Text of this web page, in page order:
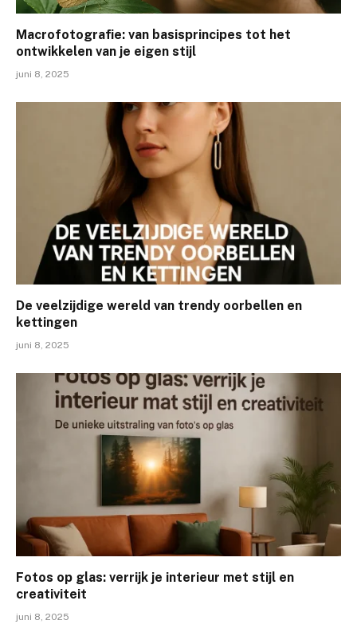
Macrofotografie: van basisprincipes tot het
ontwikkelen van je eigen stijl
juni 8, 2025
De veelzijdige wereld van trendy oorbellen en
kettingen
juni 8, 2025
Fotos op glas: verrijk je interieur met stijl en
creativiteit
juni 8, 2025